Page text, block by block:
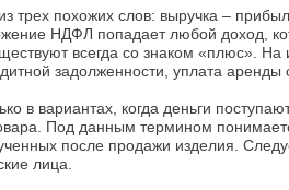
трех похожих слов: выручка –
НДФЛ попадает любой доход,
всегда со знаком «плюс».
задолженности, уплата аренды
в вариантах, когда деньги
Под данным термином
после продажи изделия.
лица.